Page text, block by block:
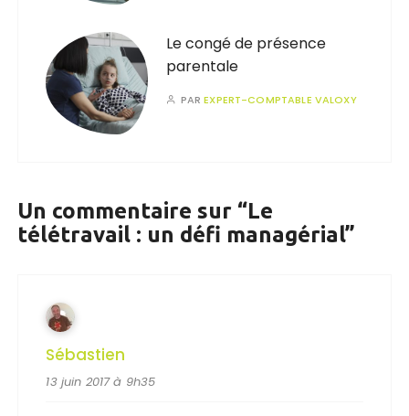
Le congé de présence
parentale
PAREXPERT-COMPTABLE VALOXY
Un commentaire sur “Le
télétravail : un défi managérial”
Sébastien
13 juin 2017 à 9h35